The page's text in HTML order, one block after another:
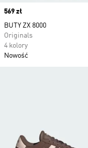
Price
569 zł
BUTY ZX 8000
Originals
4 kolory
Nowość